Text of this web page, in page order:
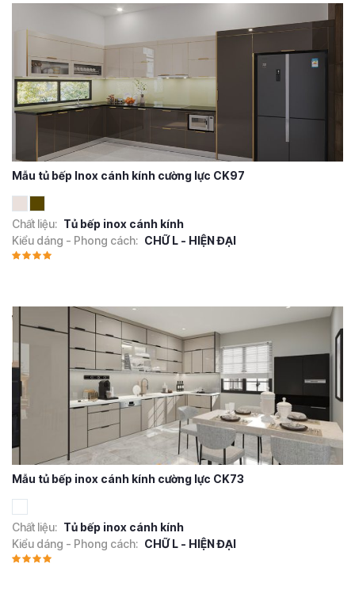
Mẫu tủ bếp Inox cánh kính cường lực CK97
Chất liệu: Tủ bếp inox cánh kính
Kiểu dáng - Phong cách: CHỮ L - HIỆN ĐẠI
Mẫu tủ bếp inox cánh kính cường lực CK73
Chất liệu: Tủ bếp inox cánh kính
Kiểu dáng - Phong cách: CHỮ L - HIỆN ĐẠI